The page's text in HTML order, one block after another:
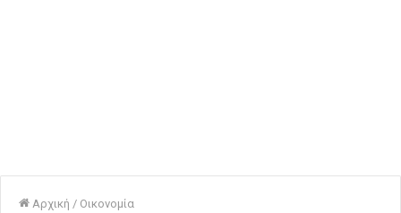
Αρχική / Οικονομία